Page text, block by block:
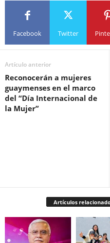
Facebook Twitter
Artículo anterior
Reconocerán a mujeres
guaymenses en el marco
del “Día Internacional de
la Mujer”
Artículos